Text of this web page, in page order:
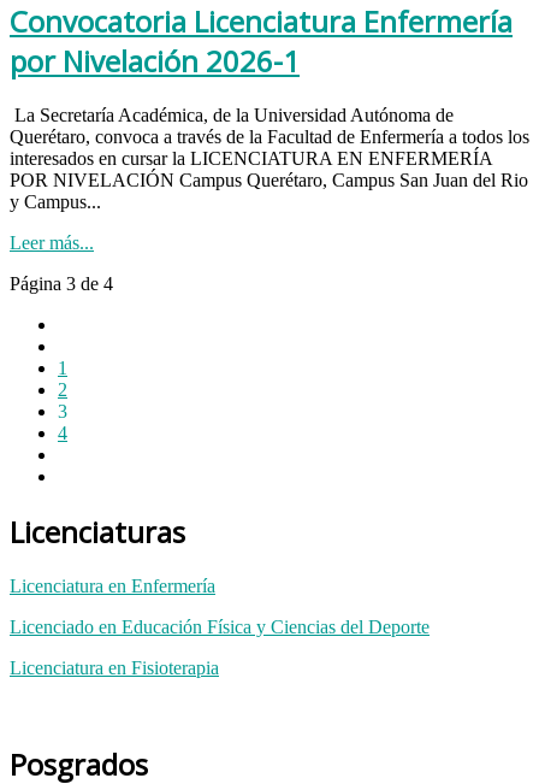
Convocatoria Licenciatura Enfermería
por Nivelación 2026-1
La Secretaría Académica, de la Universidad Autónoma de
Querétaro, convoca a través de la Facultad de Enfermería a todos los
interesados en cursar la LICENCIATURA EN ENFERMERÍA
POR NIVELACIÓN Campus Querétaro, Campus San Juan del Rio
y Campus...
Leer más...
Página 3 de 4
1
2
3
4
Licenciaturas
Licenciatura en Enfermería
Licenciado en Educación Física y Ciencias del Deporte
Licenciatura en Fisioterapia
Posgrados